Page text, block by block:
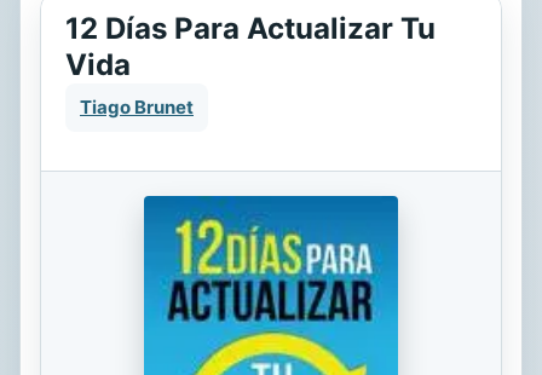
12 Días Para Actualizar Tu
Vida
Tiago Brunet